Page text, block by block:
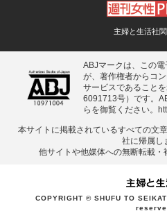
主婦と生活社
ABJマークは、この
が、著作権者からコ
サービスであること
6091713号）です。
らを御覧ください。
本サイトに掲載されているすべての⽂
社に帰属し
他サイトや他媒体への無断転載・
COPYRIGHT © SHUFU TO